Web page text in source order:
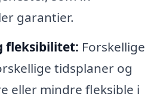
garantier.
fleksibilitet: Forskellige
tidsplaner og
eller mindre fleksible i